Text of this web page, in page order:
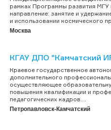
рамках Программы развития МГУ
направление: занятие и
и использовании космического
Москва
КГАУ ДПО "Камчатский
Краевое государственное
дополнительного
осуществляющее
повышения квалификации и
педагогических кадров....
Петропавловск-Камчатский